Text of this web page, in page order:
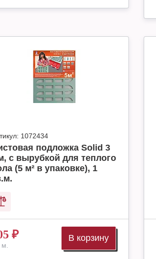
1072434
подложка Solid 3
с вырубкой для теплого
(5 м² в упаковке), 1
₽ В корзину